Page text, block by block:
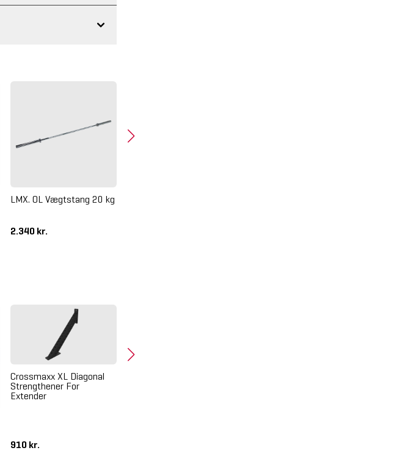
LMX. OL Vægtstang 20 kg
2.340 kr.
Crossmaxx XL Diagonal
Strengthener For
Extender
910 kr.